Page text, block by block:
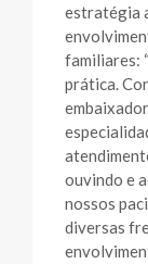
estratégia
familiares:
prática.
ouvindo e
nossos
diversas